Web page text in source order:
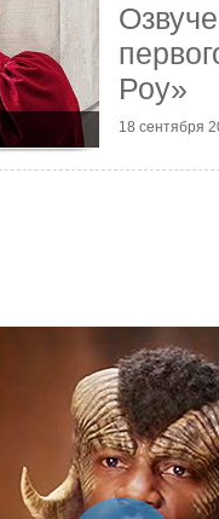
Роу»
18 сентября